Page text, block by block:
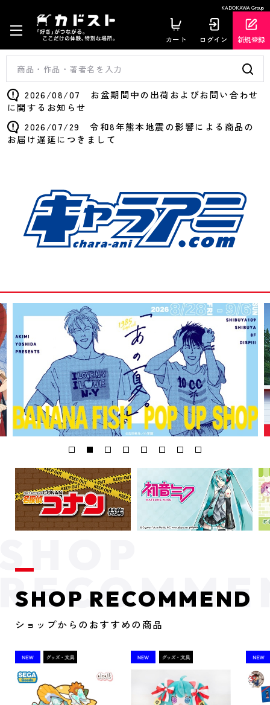
KADOKAWA Group
カート ログイン 新規登録
2026/08/07 お盆期間中の出荷およびお問い合わせ
に関するお知らせ
2026/07/29 令和8年熊本地震の影響による商品の
お届け遅延につきまして
SHOP RECOMMEND
ショップからのおすすめの商品